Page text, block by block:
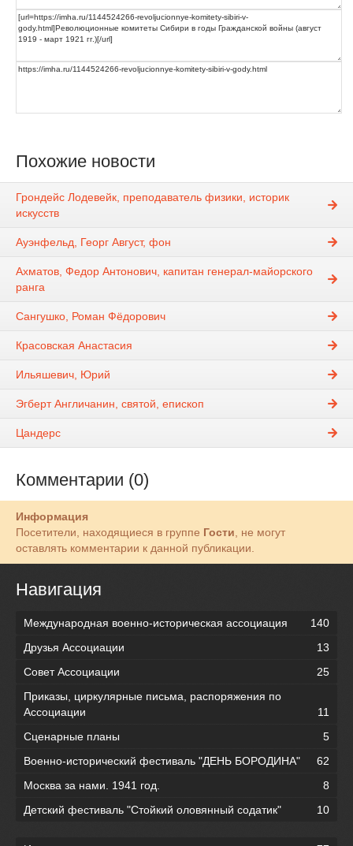
Похожие новости
Грондейс Лодевейк, преподаватель физики, историк
искусств
Ауэнфельд, Георг Август, фон
Ахматов, Федор Антонович, капитан генерал-майорского
ранга
Сангушко, Роман Фёдорович
Красовская Анастасия
Ильяшевич, Юрий
Эгберт Англичанин, святой, епископ
Цандерс
Комментарии (0)
Информация
Посетители, находящиеся в группе Гости, не могут
оставлять комментарии к данной публикации.
Навигация
Международная военно-историческая ассоциация
140
Друзья Ассоциации
13
Совет Ассоциации
25
Приказы, циркулярные письма, распоряжения по
Ассоциации
11
Сценарные планы
5
Военно-исторический фестиваль "ДЕНЬ БОРОДИНА"
62
Москва за нами. 1941 год.
8
Детский фестиваль "Стойкий оловянный содатик"
10